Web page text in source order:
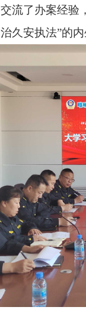
流了办案经
久安执法”的内